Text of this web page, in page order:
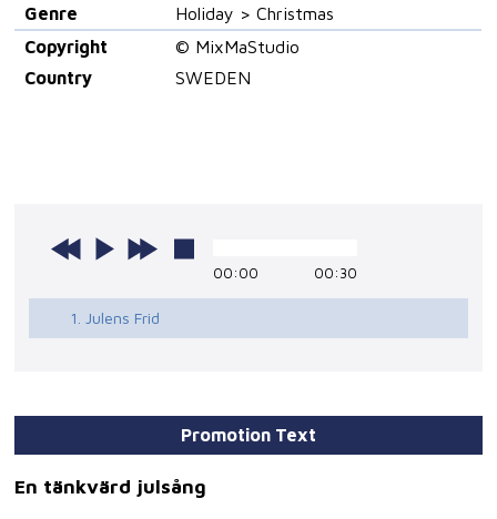
Genre
Holiday > Christmas
Copyright
© MixMaStudio
Country
SWEDEN
00:00 00:30
1. Julens Frid
Promotion Text
En tänkvärd julsång